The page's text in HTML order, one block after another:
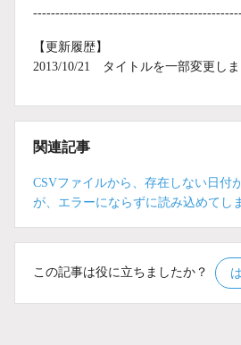
【更新履歴】
2013/10/21 タイトルを一部変更しま
関連記事
CSVファイルから、存在しない日付
が、エラーにならずに読み込めてし
この記事は役に立ちましたか？